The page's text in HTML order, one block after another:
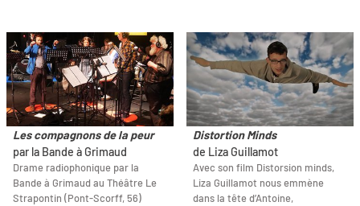
Les compagnons de la peur
par la Bande à Grimaud
Drame radiophonique par la
Bande à Grimaud au Théâtre Le
Strapontin (Pont-Scorff, 56)
Distortion Minds
de Liza Guillamot
Avec son film Distorsion minds,
Liza Guillamot nous emmène
dans la tête d’Antoine,